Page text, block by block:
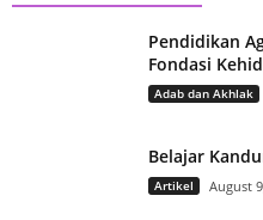
Pendidikan
Fondasi
Adab dan Akhlak
Belajar
Artikel August